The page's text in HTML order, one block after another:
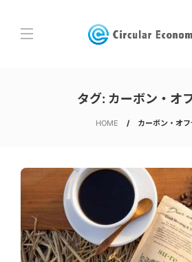
タグ: カーボン・オ
HOME カーボン・オ